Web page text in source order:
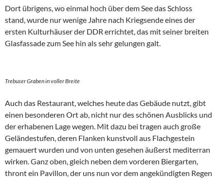
Dort übrigens, wo einmal hoch über dem See das Schloss
stand, wurde nur wenige Jahre nach Kriegsende eines der
ersten Kulturhäuser der DDR errichtet, das mit seiner breiten
Glasfassade zum See hin als sehr gelungen galt.
Trebuser Graben in voller Breite
Auch das Restaurant, welches heute das Gebäude nutzt, gibt
einen besonderen Ort ab, nicht nur des schönen Ausblicks und
der erhabenen Lage wegen. Mit dazu bei tragen auch große
Geländestufen, deren Flanken kunstvoll aus Flachgestein
gemauert wurden und von unten gesehen äußerst mediterran
wirken. Ganz oben, gleich neben dem vorderen Biergarten,
thront ein Pavillon, der uns nun vor dem angekündigten Regen